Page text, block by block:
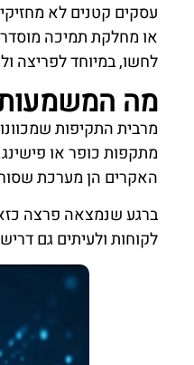
או מחלקת תמיכה
לחשו, במיוחד לפריצה
מה
מרבית התקיפות
מתקפות כופר או
האקרים הן מערכת
ברגע שנמצאה פרצה
לקוחות ולעיתים גם